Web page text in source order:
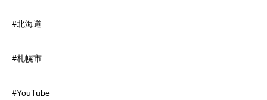
#北海道
#札幌市
#YouTube